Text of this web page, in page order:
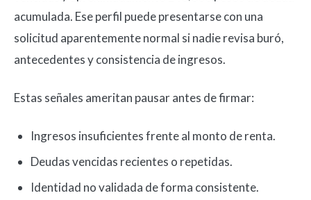
acumulada. Ese perfil puede presentarse con una
solicitud aparentemente normal si nadie revisa buró,
antecedentes y consistencia de ingresos.
Estas señales ameritan pausar antes de firmar:
Ingresos insuficientes frente al monto de renta.
Deudas vencidas recientes o repetidas.
Identidad no validada de forma consistente.